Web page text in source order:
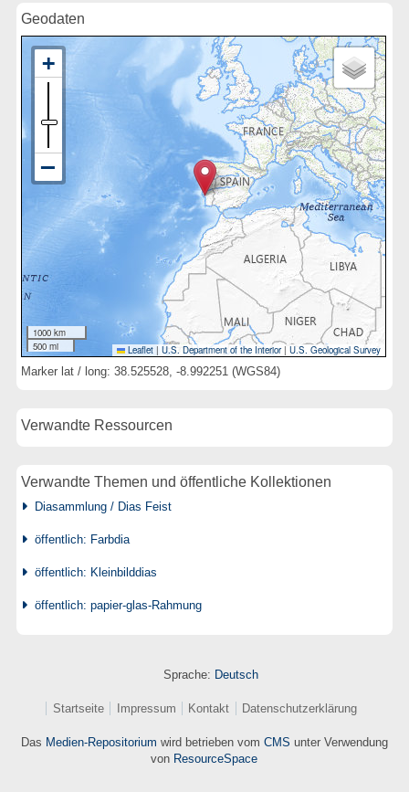
Geodaten
1000 km
500 mi
Leaflet | U.S. Department of the Interior|U.S. Geological Survey
Marker lat / long: 38.525528, -8.992251 (WGS84)
Verwandte Ressourcen
Verwandte Themen und öffentliche Kollektionen
Diasammlung / Dias Feist
öffentlich: Farbdia
öffentlich: Kleinbilddias
öffentlich: papier-glas-Rahmung
Sprache: Deutsch
Startseite Impressum Kontakt Datenschutzerklärung
Das Medien-Repositorium wird betrieben vom CMS unter Verwendung
von ResourceSpace